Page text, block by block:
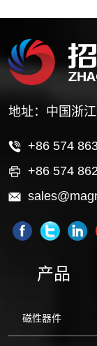
地址：中国浙
+86 574
+86 574
产品
磁性器件